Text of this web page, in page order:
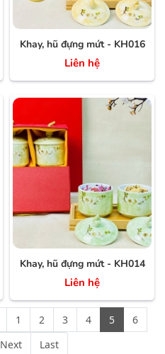
Khay, hũ đựng mứt - KH016
Liên hệ
Khay, hũ đựng mứt - KH014
Liên hệ
1 2 3 4 5
6
Next Last